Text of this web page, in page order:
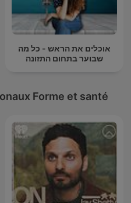
אוכלים את הראש - כל מה
שבוער בתחום התזונה
Forme et santé